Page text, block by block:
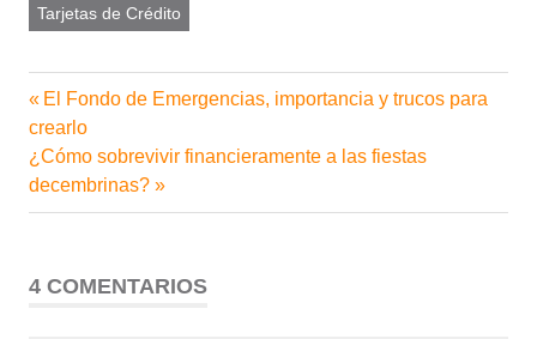
Tarjetas de Crédito
Navegación
de
entradas
Entrada
anterior:
El Fondo de Emergencias, importancia y trucos para
crearlo
Siguiente
entrada:
¿Cómo sobrevivir financieramente a las fiestas
decembrinas?
4 COMENTARIOS